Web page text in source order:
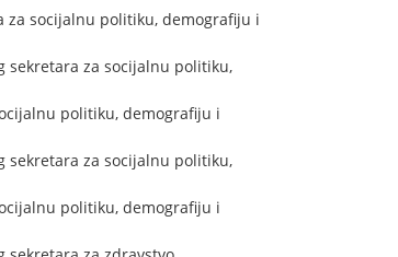
za socijalnu politiku, demografiju i
sekretara za socijalnu politiku,
politiku, demografiju i
sekretara za socijalnu politiku,
politiku, demografiju i